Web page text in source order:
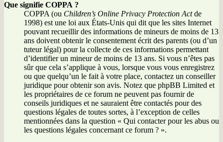
Que signifie COPPA ?
COPPA (ou Children’s Online Privacy Protection Actde
1998) est une loi aux États-Unis qui dit que les sites Internet
pouvant recueillir des informations de mineurs de moins de 13
ans doivent obtenir le consentement écrit des parents (ou d’un
tuteur légal) pour la collecte de ces informations permettant
d’identifier un mineur de moins de 13 ans. Si vous n’êtes pas
sûr que cela s’applique à vous, lorsque vous vous enregistrez
ou que quelqu’un le fait à votre place, contactez un conseiller
juridique pour obtenir son avis. Notez que phpBB Limited et
les propriétaires de ce forum ne peuvent pas fournir de
conseils juridiques et ne sauraient être contactés pour des
questions légales de toutes sortes, à l’exception de celles
mentionnées dans la question « Qui contacter pour les abus ou
les questions légales concernant ce forum ? ».